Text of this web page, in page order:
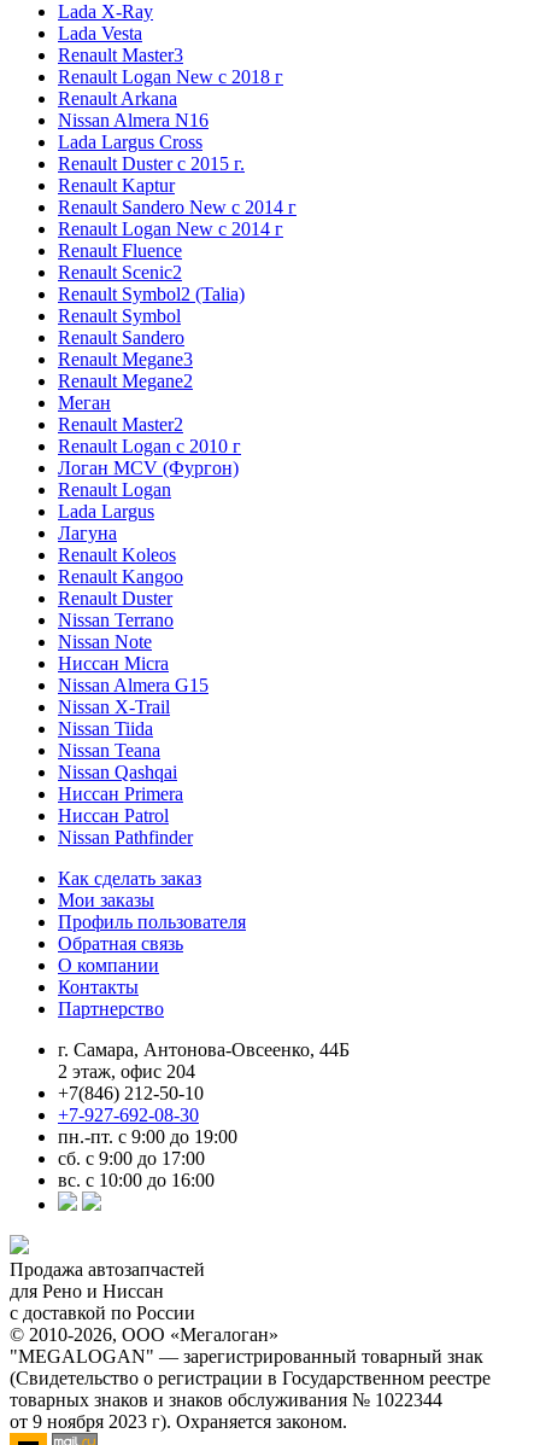
Lada X-Ray
Lada Vesta
Renault Master3
Renault Logan New с 2018 г
Renault Arkana
Nissan Almera N16
Lada Largus Cross
Renault Duster с 2015 г.
Renault Kaptur
Renault Sandero New с 2014 г
Renault Logan New с 2014 г
Renault Fluence
Renault Scenic2
Renault Symbol2 (Talia)
Renault Symbol
Renault Sandero
Renault Megane3
Renault Megane2
Меган
Renault Master2
Renault Logan c 2010 г
Логан МСV (Фургон)
Renault Logan
Lada Largus
Лагуна
Renault Koleos
Renault Kangoo
Renault Duster
Nissan Terrano
Nissan Note
Ниссан Micra
Nissan Almera G15
Nissan X-Trail
Nissan Tiida
Nissan Teana
Nissan Qashqai
Ниссан Primera
Ниссан Patrol
Nissan Pathfinder
Как сделать заказ
Мои заказы
Профиль пользователя
Обратная связь
О компании
Контакты
Партнерство
г. Самара, Антонова-Овсеенко, 44Б
2 этаж, офис 204
+7(846) 212-50-10
+7-927-692-08-30
пн.-пт. с 9:00 до 19:00
сб. с 9:00 до 17:00
вс. с 10:00 до 16:00
Продажа автозапчастей
для Рено и Ниссан
с доставкой по России
© 2010-2026, ООО «Мегалоган»
"MEGALOGAN" — зарегистрированный товарный знак
(Свидетельство о регистрации в Государственном реестре
товарных знаков и знаков обслуживания № 1022344
от 9 ноября 2023 г). Охраняется законом.